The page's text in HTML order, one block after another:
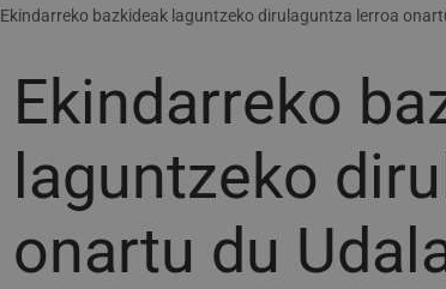
Ekindarreko bazkideak laguntzeko dirulaguntza lerroa
Ekindarreko
laguntzeko
onartu du